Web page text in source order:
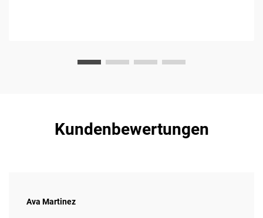
Kundenbewertungen
Ava Martinez